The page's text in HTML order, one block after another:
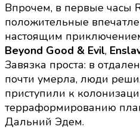
Впрочем, в первые часы
положительные
настоящим
Beyond Good & Evil,
Завязка проста: в
почти умерла, люди
приступили к
терраформированию
Дальний Эдем.